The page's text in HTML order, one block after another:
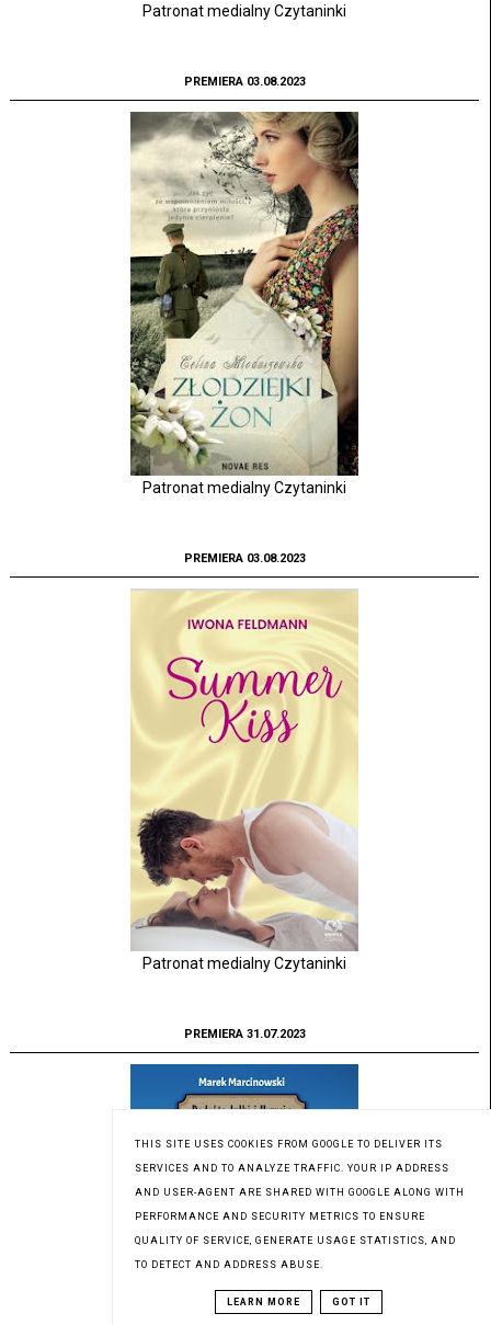
Patronat medialny Czytaninki
PREMIERA 03.08.2023
Patronat medialny Czytaninki
PREMIERA 03.08.2023
Patronat medialny Czytaninki
PREMIERA 31.07.2023
THIS SITE USES COOKIES FROM GOOGLE TO DELIVER ITS
SERVICES AND TO ANALYZE TRAFFIC. YOUR IP ADDRESS
AND USER-AGENT ARE SHARED WITH GOOGLE ALONG WITH
PERFORMANCE AND SECURITY METRICS TO ENSURE
QUALITY OF SERVICE, GENERATE USAGE STATISTICS, AND
TO DETECT AND ADDRESS ABUSE.
LEARN MORE GOT IT